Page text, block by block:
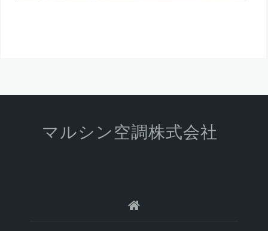
マルシン空調株式会社